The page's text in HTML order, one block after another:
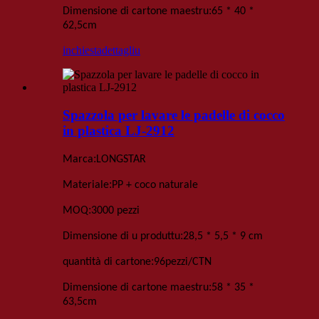
Dimensione di cartone maestru:65 * 40 *
62,5cm
inchiestadettagliu
Spazzola per lavare le padelle di cocco
in plastica LJ-2912
Marca:LONGSTAR
Materiale:PP + coco naturale
MOQ:3000 pezzi
Dimensione di u produttu:28,5 * 5,5 * 9 cm
quantità di cartone:96pezzi/CTN
Dimensione di cartone maestru:58 * 35 *
63,5cm